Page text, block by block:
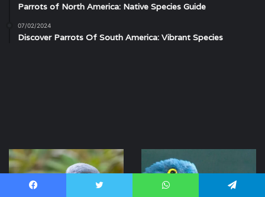
Parrots of North America: Native Species Guide
07/02/2024
Discover Parrots Of South America: Vibrant Species
Ara
Glaucogularis
macao